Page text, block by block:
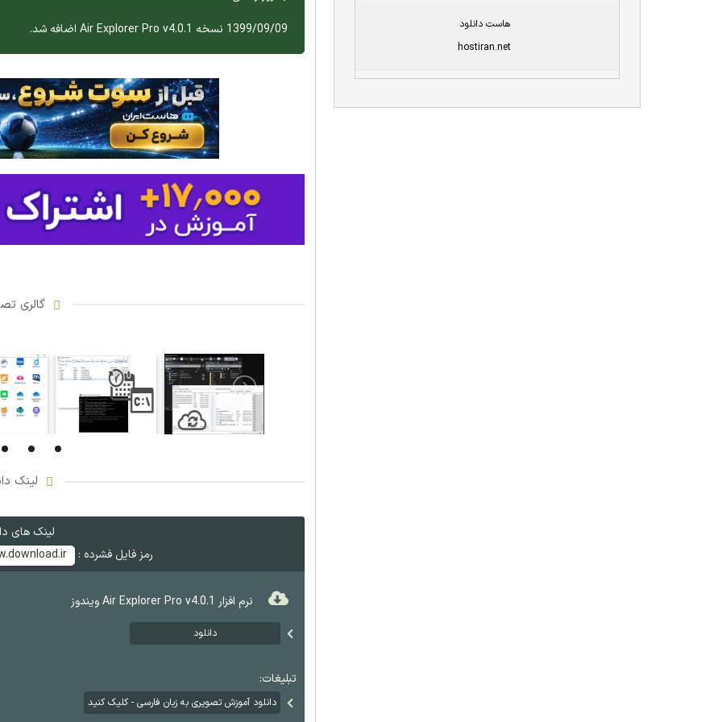
هاست دانلود
hostiran.net
1399/09/09 نسخه Air Explorer Pro v4.0.1 اضافه شد.
گالری
لینک
لینک های
رمز فایل فشرده :
نرم افزار Air Explorer Pro v4.0.1 ویندوز
دانلود
تبلیغات:
دانلود آموزش تصویری به زبان فارسی - کلیک کنید